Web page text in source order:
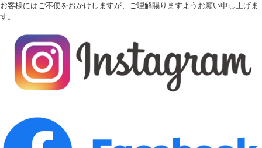
お客様にはご不便をおかけしますが、ご理解賜りますようお願い申し上げま
す。